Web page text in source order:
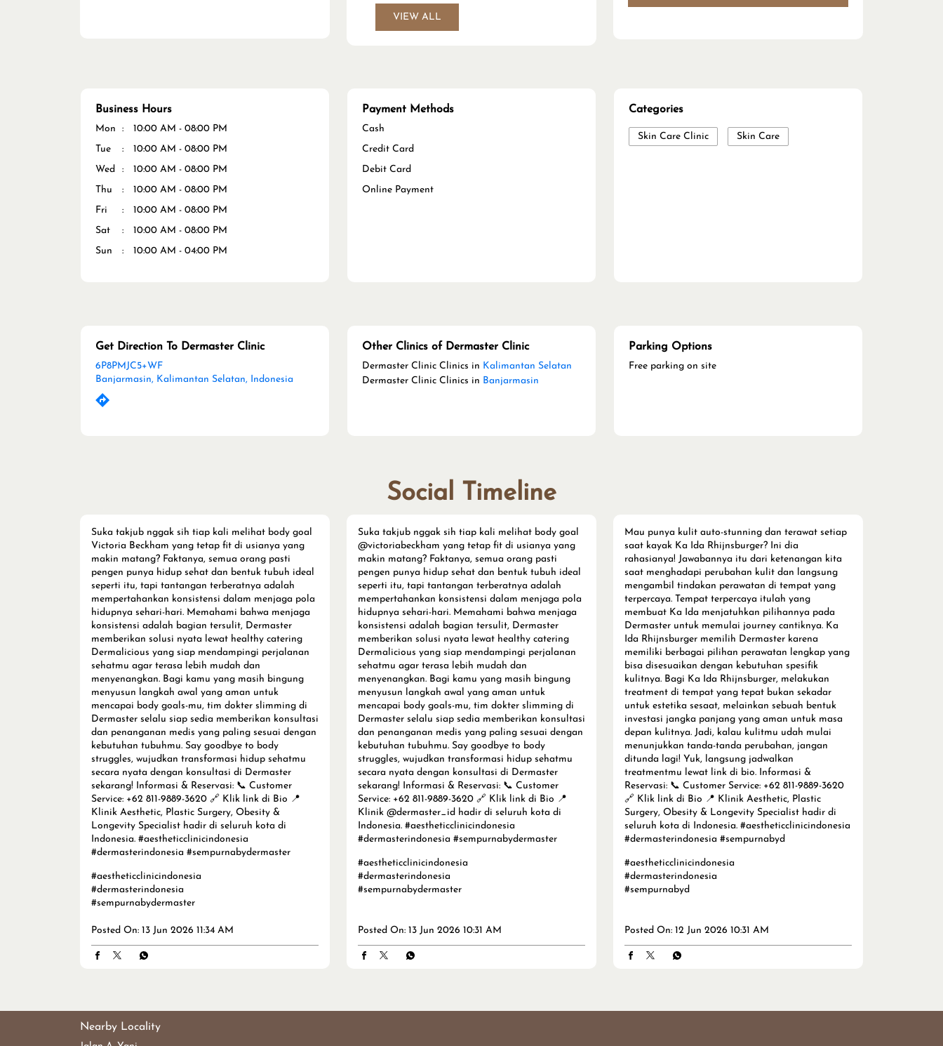
VIEW ALL
Business Hours
Mon
10:00 AM - 08:00 PM
Tue
10:00 AM - 08:00 PM
Wed
10:00 AM - 08:00 PM
Thu
10:00 AM - 08:00 PM
Fri
10:00 AM - 08:00 PM
Sat
10:00 AM - 08:00 PM
Sun
10:00 AM - 04:00 PM
Payment Methods
Cash
Credit Card
Debit Card
Online Payment
Categories
Skin Care Clinic Skin Care
Get Direction To Dermaster Clinic
6P8PMJC5+WF
Banjarmasin, Kalimantan Selatan, Indonesia
Other Clinics of Dermaster Clinic
Dermaster Clinic Clinics in Kalimantan Selatan
Dermaster Clinic Clinics in Banjarmasin
Parking Options
Free parking on site
Social Timeline
Suka takjub nggak sih tiap kali melihat body goal
Victoria Beckham yang tetap fit di usianya yang
makin matang? Faktanya, semua orang pasti
pengen punya hidup sehat dan bentuk tubuh ideal
seperti itu, tapi tantangan terberatnya adalah
mempertahankan konsistensi dalam menjaga pola
hidupnya sehari-hari. Memahami bahwa menjaga
konsistensi adalah bagian tersulit, Dermaster
memberikan solusi nyata lewat healthy catering
Dermalicious yang siap mendampingi perjalanan
sehatmu agar terasa lebih mudah dan
menyenangkan. Bagi kamu yang masih bingung
menyusun langkah awal yang aman untuk
mencapai body goals-mu, tim dokter slimming di
Dermaster selalu siap sedia memberikan konsultasi
dan penanganan medis yang paling sesuai dengan
kebutuhan tubuhmu. Say goodbye to body
struggles, wujudkan transformasi hidup sehatmu
secara nyata dengan konsultasi di Dermaster
sekarang! Informasi & Reservasi: 📞 Customer
Service: +62 811-9889-3620 🔗 Klik link di Bio 📍
Klinik Aesthetic, Plastic Surgery, Obesity &
Longevity Specialist hadir di seluruh kota di
Indonesia. #aestheticclinicindonesia
#dermasterindonesia #sempurnabydermaster
#aestheticclinicindonesia
#dermasterindonesia
#sempurnabydermaster
Posted On: 13 Jun 2026 11:34 AM
Suka takjub nggak sih tiap kali melihat body goal
@victoriabeckham yang tetap fit di usianya yang
makin matang? Faktanya, semua orang pasti
pengen punya hidup sehat dan bentuk tubuh ideal
seperti itu, tapi tantangan terberatnya adalah
mempertahankan konsistensi dalam menjaga pola
hidupnya sehari-hari. Memahami bahwa menjaga
konsistensi adalah bagian tersulit, Dermaster
memberikan solusi nyata lewat healthy catering
Dermalicious yang siap mendampingi perjalanan
sehatmu agar terasa lebih mudah dan
menyenangkan. Bagi kamu yang masih bingung
menyusun langkah awal yang aman untuk
mencapai body goals-mu, tim dokter slimming di
Dermaster selalu siap sedia memberikan konsultasi
dan penanganan medis yang paling sesuai dengan
kebutuhan tubuhmu. Say goodbye to body
struggles, wujudkan transformasi hidup sehatmu
secara nyata dengan konsultasi di Dermaster
sekarang! Informasi & Reservasi: 📞 Customer
Service: +62 811-9889-3620 🔗 Klik link di Bio 📍
Klinik @dermaster_id hadir di seluruh kota di
Indonesia. #aestheticclinicindonesia
#dermasterindonesia #sempurnabydermaster
#aestheticclinicindonesia
#dermasterindonesia
#sempurnabydermaster
Posted On: 13 Jun 2026 10:31 AM
Mau punya kulit auto-stunning dan terawat setiap
saat kayak Ka Ida Rhijnsburger? Ini dia
rahasianya! Jawabannya itu dari ketenangan kita
saat menghadapi perubahan kulit dan langsung
mengambil tindakan perawatan di tempat yang
terpercaya. Tempat terpercaya itulah yang
membuat Ka Ida menjatuhkan pilihannya pada
Dermaster untuk memulai journey cantiknya. Ka
Ida Rhijnsburger memilih Dermaster karena
memiliki berbagai pilihan perawatan lengkap yang
bisa disesuaikan dengan kebutuhan spesifik
kulitnya. Bagi Ka Ida Rhijnsburger, melakukan
treatment di tempat yang tepat bukan sekadar
untuk estetika sesaat, melainkan sebuah bentuk
investasi jangka panjang yang aman untuk masa
depan kulitnya. Jadi, kalau kulitmu udah mulai
menunjukkan tanda-tanda perubahan, jangan
ditunda lagi! Yuk, langsung jadwalkan
treatmentmu lewat link di bio. Informasi &
Reservasi: 📞 Customer Service: +62 811-9889-3620
🔗 Klik link di Bio 📍 Klinik Aesthetic, Plastic
Surgery, Obesity & Longevity Specialist hadir di
seluruh kota di Indonesia. #aestheticclinicindonesia
#dermasterindonesia #sempurnabyd
#aestheticclinicindonesia
#dermasterindonesia
#sempurnabyd
Posted On: 12 Jun 2026 10:31 AM
Nearby Locality